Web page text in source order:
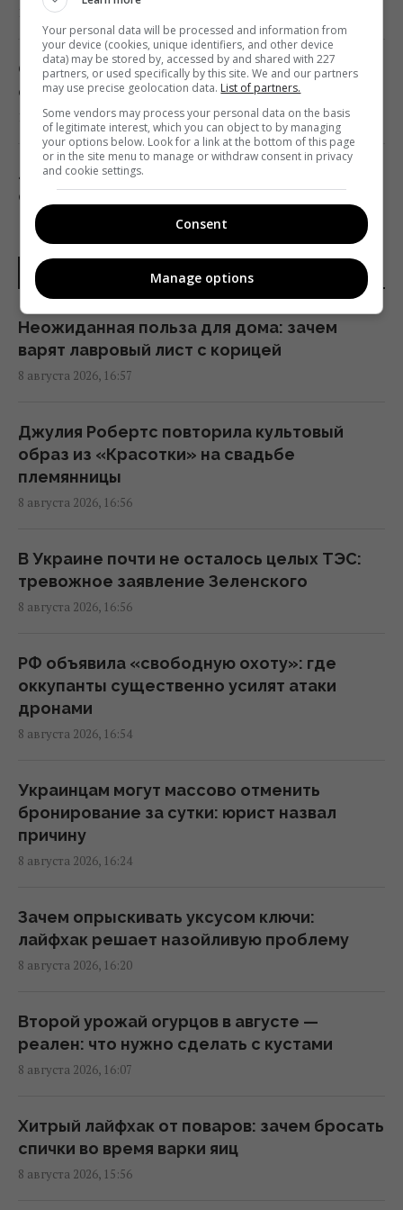
16:43 суббота, 08 августа 2026
США попытаются сорвать создание
европейского аналога Patriot, – эксперт
16:40 суббота, 08 августа 2026
Лучшие из лучших: 10 самых высоко
оцененных критиками игр за последние
десять лет
16:30 суббота, 08 августа 2026
Не "орел и решка": как правильно назвать
стороны монеты на украинском языке
16:30 суббота, 08 августа 2026
историей получил громкое признание
спустя 22 года
16:11 суббота, 08 августа 2026
начать "свободную охоту" на
автотранспорт, – ОВА
16:09 суббота, 08 августа 2026
Украина должна уничтожать пусковые и
производство ракет: эксперт сказал, что
для этого нужно
16:03 суббота, 08 августа 2026
Зачем Вучич пригласил Зеленского в гости:
NZZ раскрыл скрытую стратегию Сербии
15:57 суббота, 08 августа 2026
избранник актрисы показал фото и сделал
заявление
15:45 суббота, 08 августа 2026
Космическая программа России зависит от
Китая: СМИ раскрыли подробности
15:31 суббота, 08 августа 2026
Зеленский: Украинская оборонка может
удвоить объемы производства, но есть
условие
ПОСЛЕДНИЕ НОВОСТИ
Неожиданная польза для дома: зачем
варят лавровый лист с корицей
8 августа 2026, 16:57
Джулия Робертс повторила культовый
образ из «Красотки» на свадьбе
племянницы
8 августа 2026, 16:56
В Украине почти не осталось целых ТЭС:
тревожное заявление Зеленского
8 августа 2026, 16:56
РФ объявила «свободную охоту»: где
оккупанты существенно усилят атаки
дронами
8 августа 2026, 16:54
Украинцам могут массово отменить
бронирование за сутки: юрист назвал
причину
8 августа 2026, 16:24
Зачем опрыскивать уксусом ключи:
лайфхак решает назойливую проблему
8 августа 2026, 16:20
Второй урожай огурцов в августе —
реален: что нужно сделать с кустами
8 августа 2026, 16:07
Хитрый лайфхак от поваров: зачем бросать
спички во время варки яиц
8 августа 2026, 15:56
Your personal data will be processed and information from
your device (cookies, unique identifiers, and other device
data) may be stored by, accessed by and shared with 227
partners, or used specifically by this site. We and our partners
may use precise geolocation data. List of partners.
Some vendors may process your personal data on the basis
of legitimate interest, which you can object to by managing
your options below. Look for a link at the bottom of this page
or in the site menu to manage or withdraw consent in privacy
and cookie settings.
Consent
Manage options